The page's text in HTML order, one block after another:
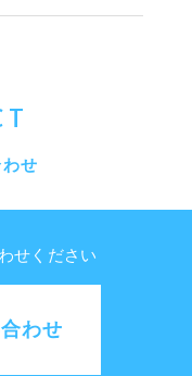
せ
せください
わせ